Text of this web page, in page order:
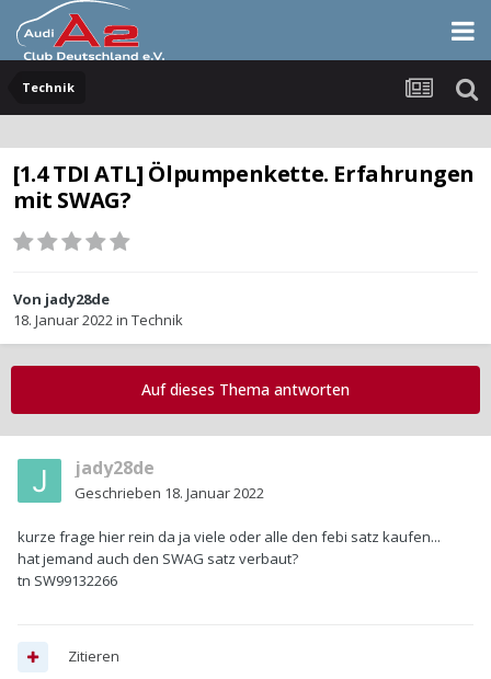
Technik
[1.4 TDI ATL] Ölpumpenkette. Erfahrungen
mit SWAG?
Von jady28de
18. Januar 2022in Technik
Auf dieses Thema antworten
jady28de
Geschrieben 18. Januar 2022
kurze frage hier rein da ja viele oder alle den febi satz kaufen...
hat jemand auch den SWAG satz verbaut?
tn SW99132266
Zitieren